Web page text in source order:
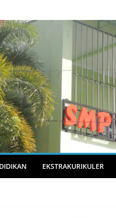
EKSTRAKURIKULER